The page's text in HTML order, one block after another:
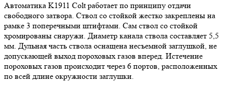
Автоматика K1911 Colt работает по принципу отдачи
свободного затвора. Ствол со стойкой жестко закреплены на
рамке 3 поперечными штифтами. Сам ствол со стойкой
хромированы снаружи. Диаметр канала ствола составляет 5,5
мм. Дульная часть ствола оснащена несъемной заглушкой, не
допускающей выход пороховых газов вперед. Истечение
пороховых газов происходит через 6 портов, расположенных
по всей длине окружности заглушки.